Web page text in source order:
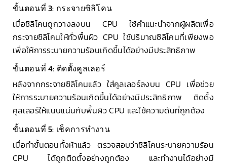
ขั้นตอนที่ 3: กระจายซิลิโคน
เมื่อซิลิโคนถูกวางลงบน CPU ใช้คำแนะนำจากผู้ผลิตเพื่อ
กระจายซิลิโคนให้ทั่วพื้นผิว CPU ใช้ปริมาณซิลิโคนที่เพียงพอ
เพื่อให้การระบายความร้อนเกิดขึ้นได้อย่างมีประสิทธิภาพ
ขั้นตอนที่ 4: ติดตั้งคูลเลอร์
หลังจากกระจายซิลิโคนแล้ว ใส่คูลเลอร์ลงบน CPU เพื่อช่วย
ให้การระบายความร้อนเกิดขึ้นได้อย่างมีประสิทธิภาพ ติดตั้ง
คูลเลอร์ให้แนบแน่นกับพื้นผิว CPU และใช้ความดันที่ถูกต้อง
ขั้นตอนที่ 5: เช็คการทำงาน
เมื่อทำขั้นตอนทั้งห้าแล้ว ตรวจสอบว่าซิลิโคนระบายความร้อน
CPU ได้ถูกติดตั้งอย่างถูกต้อง และทำงานได้อย่างมี